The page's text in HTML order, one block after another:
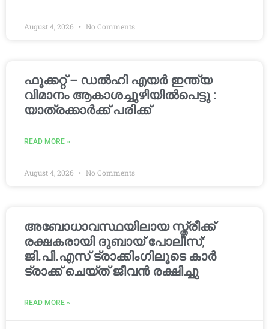
August 4, 2026 No Comments
ഫൂക്കറ്റ് – ഡൽഹി എയര്‍ ഇന്ത്യ
വിമാനം ആകാശച്ചുഴിയില്‍പെട്ടു :
യാത്രക്കാര്‍ക്ക് പരിക്ക്
READ MORE »
August 4, 2026 No Comments
അബോധാവസ്ഥയിലായ സ്ത്രീക്ക്
രക്ഷകരായി ദുബായ് പോലീസ്;
ജി.പി.എസ് ട്രാക്കിംഗിലൂടെ കാർ
ട്രാക്ക് ചെയ്ത് ജീവൻ രക്ഷിച്ചു
READ MORE »